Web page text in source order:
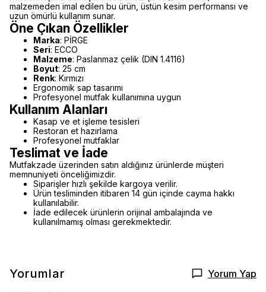
malzemeden imal edilen bu ürün, üstün kesim performansı ve
uzun ömürlü kullanım sunar.
Öne Çıkan Özellikler
Marka: PİRGE
Seri: ECCO
Malzeme: Paslanmaz çelik (DIN 1.4116)
Boyut: 25 cm
Renk: Kırmızı
Ergonomik sap tasarımı
Profesyonel mutfak kullanımına uygun
Kullanım Alanları
Kasap ve et işleme tesisleri
Restoran et hazırlama
Profesyonel mutfaklar
Teslimat ve İade
Mutfakzade üzerinden satın aldığınız ürünlerde müşteri
memnuniyeti önceliğimizdir.
Siparişler hızlı şekilde kargoya verilir.
Ürün tesliminden itibaren 14 gün içinde cayma hakkı
kullanılabilir.
İade edilecek ürünlerin orijinal ambalajında ve
kullanılmamış olması gerekmektedir.
Yorumlar Yorum Yap